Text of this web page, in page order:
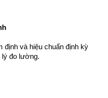
định và hiệu chuẩn định kỳ
lý đo lường.